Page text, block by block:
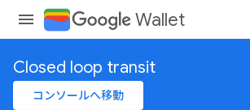
Wallet
Closed loop transit
コンソールへ移動